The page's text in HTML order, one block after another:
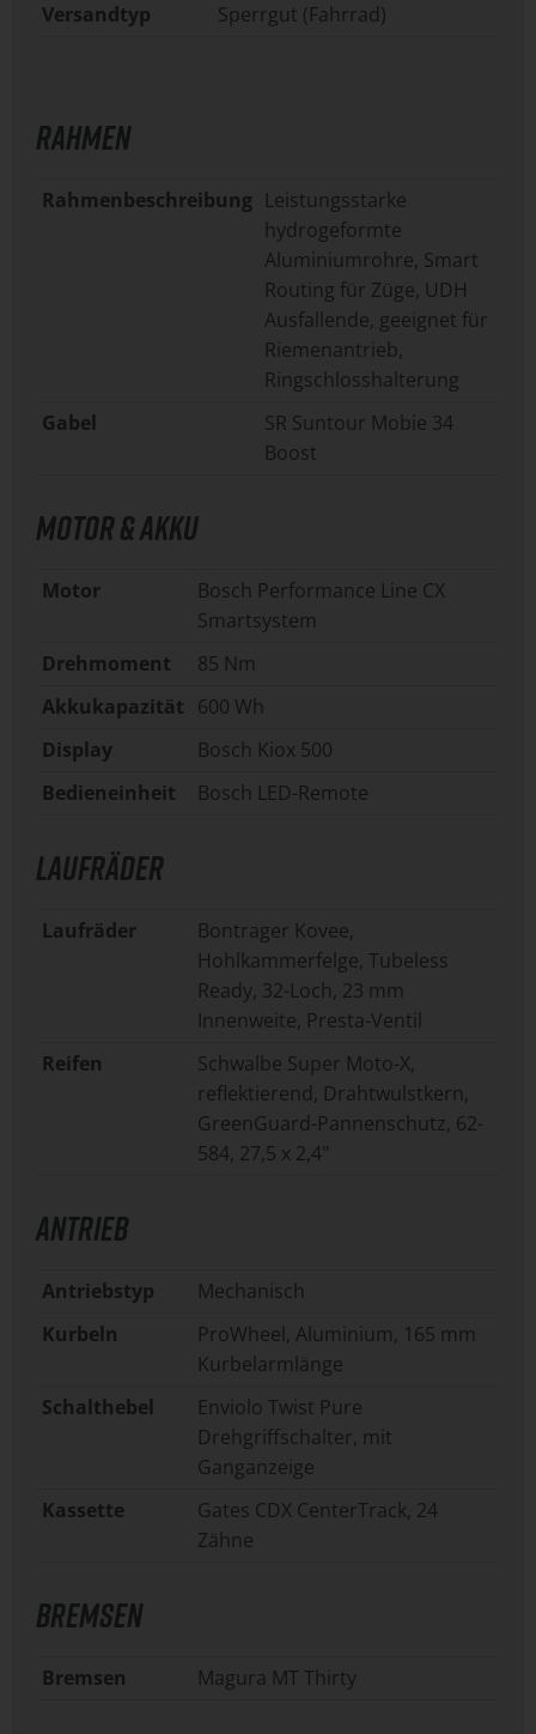
Versandtyp
Sperrgut (Fahrrad)
RAHMEN
Rahmenbeschreibung Leistungsstarke
hydrogeformte
Aluminiumrohre, Smart
Routing für Züge, UDH
Ausfallende, geeignet für
Riemenantrieb,
Ringschlosshalterung
Gabel
SR Suntour Mobie 34
Boost
MOTOR & AKKU
Motor
Bosch Performance Line CX
Smartsystem
Drehmoment
85 Nm
Akkukapazität 600 Wh
Display
Bosch Kiox 500
Bedieneinheit
Bosch LED-Remote
LAUFRÄDER
Laufräder
Bontrager Kovee,
Hohlkammerfelge, Tubeless
Ready, 32-Loch, 23 mm
Innenweite, Presta-Ventil
Reifen
Schwalbe Super Moto-X,
reflektierend, Drahtwulstkern,
GreenGuard-Pannenschutz, 62-
584, 27,5 x 2,4"
ANTRIEB
Antriebstyp
Mechanisch
Kurbeln
ProWheel, Aluminium, 165 mm
Kurbelarmlänge
Schalthebel
Enviolo Twist Pure
Drehgriffschalter, mit
Ganganzeige
Kassette
Gates CDX CenterTrack, 24
Zähne
BREMSEN
Bremsen Magura MT Thirty